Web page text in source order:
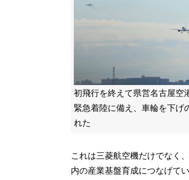
初飛行を終えて県営名古屋空
緊急着陸に備え、車輪を下げ
れた
これは三菱航空機だけでなく
内の産業基盤育成につなげて